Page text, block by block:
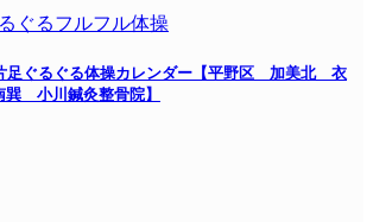
ぐるフルフル体操
足ぐるぐる体操カレンダー【平野区 加美北 衣
小川鍼灸整骨院】